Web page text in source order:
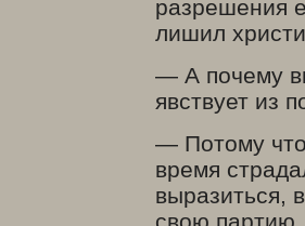
разрешения
лишил
— А почему
явствует из
— Потому что
время
выразиться,